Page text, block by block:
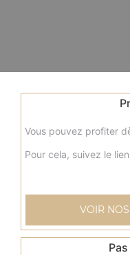
Vous pouvez profiter
Pour cela, suivez le
VOIR